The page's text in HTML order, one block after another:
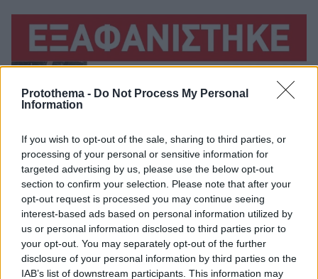
Protothema - Do Not Process My Personal
Information
If you wish to opt-out of the sale, sharing to third parties, or
processing of your personal or sensitive information for
targeted advertising by us, please use the below opt-out
section to confirm your selection. Please note that after your
opt-out request is processed you may continue seeing
interest-based ads based on personal information utilized by
us or personal information disclosed to third parties prior to
your opt-out. You may separately opt-out of the further
disclosure of your personal information by third parties on the
IAB’s list of downstream participants. This information may